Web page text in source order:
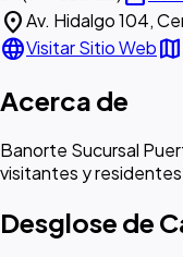
location_onAv. Hidalgo 104,
languageVisitar Sitio Webmap
Acerca de
Banorte Sucursal
visitantes y
Desglose de